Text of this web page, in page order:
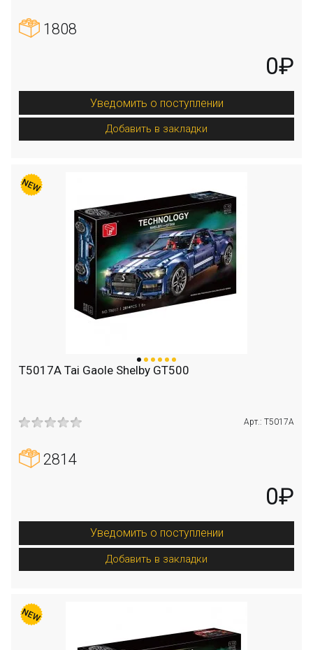
1808
0₽
Уведомить о поступлении
Добавить в закладки
T5017A Tai Gaole Shelby GT500
Арт.: T5017A
2814
0₽
Уведомить о поступлении
Добавить в закладки